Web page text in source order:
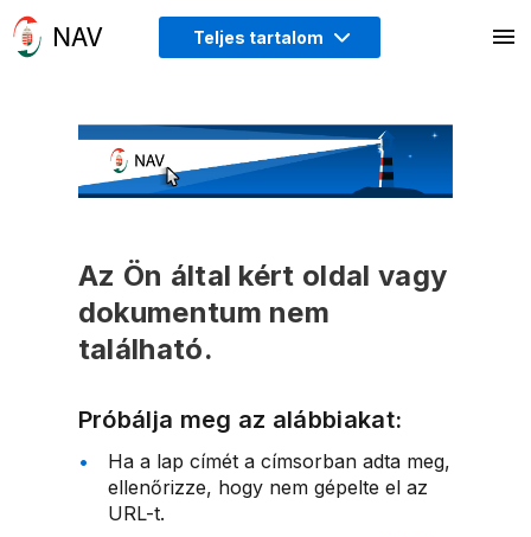
Teljes tartalom
Az Ön által kért oldal vagy
dokumentum nem
található.
Próbálja meg az alábbiakat:
Ha a lap címét a címsorban adta meg,
ellenőrizze, hogy nem gépelte el az
URL-t.